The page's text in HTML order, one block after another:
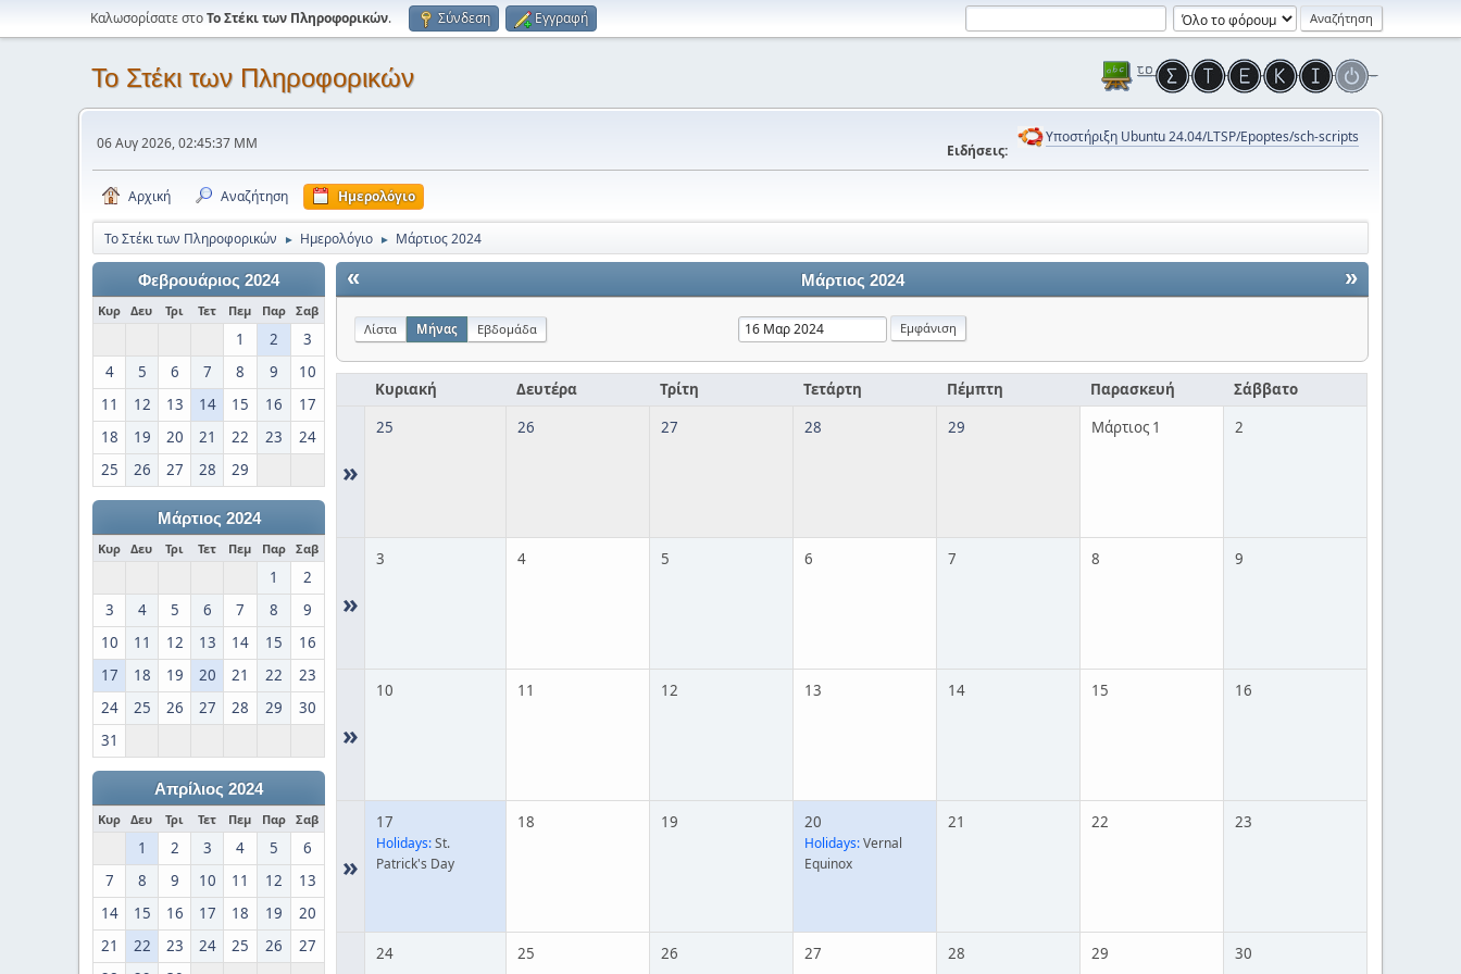
Καλωσορίσατε στοΤο Στέκι των Πληροφορικών. Σύνδεση Εγγραφή
Το Στέκι των Πληροφορικών
06 Αυγ 2026, 02:45:37 ΜΜ Ειδήσεις:
Υποστήριξη Ubuntu 24.04/LTSP/Epoptes/sch-scripts
Αρχική Αναζήτηση Ημερολόγιο
Το Στέκι των Πληροφορικών ► Ημερολόγιο ► Μάρτιος 2024
Φεβρουάριος 2024
Κυρ Δευ Τρι Τετ Πεμ Παρ Σαβ
1 2
3
4
5 6 7 8 9
10
11
12 13 14 15 16
17
18
19 20 21 22 23
24
25
26 27 28 29
Μάρτιος 2024
Κυρ Δευ Τρι Τετ Πεμ Παρ Σαβ
1
2
3
4 5 6 7 8
9
10
11 12 13 14 15
16
17
18 19 20 21 22
23
24
25 26 27 28 29
30
31
Απρίλιος 2024
Κυρ Δευ Τρι Τετ Πεμ Παρ Σαβ
1 2 3 4 5
6
7
8 9 10 11 12
13
14
15 16 17 18 19
20
21
22 23 24 25 26
27
« »
Μάρτιος 2024
Λίστα Μήνας Εβδομάδα
Κυριακή Δευτέρα Τρίτη Τετάρτη Πέμπτη Παρασκευή Σάββατο
»
25 26 27 28 29 Μάρτιος 1 2
»
3 4 5 6 7 8 9
»
10 11 12 13 14 15 16
»
17
Holidays:St.
Patrick's Day
18 19 20
Holidays:Vernal
Equinox
21 22 23
24 25 26 27 28 29 30